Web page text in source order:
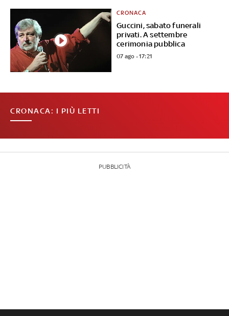
Guccini, sabato funerali
privati. A settembre
cerimonia pubblica
CRONACA
07 ago - 17:21
CRONACA: I PIÙ LETTI
PUBBLICITÀ